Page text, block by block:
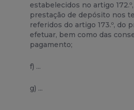
estabelecidos no artigo
prestação de depósito nos
referidos do artigo 173.º, do
efetuar, bem como das
pagamento;
f) ...
g) ...